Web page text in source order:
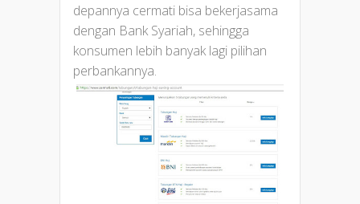
depannya cermati bisa bekerjasama
dengan Bank Syariah, sehingga
konsumen lebih banyak lagi pilihan
perbankannya.